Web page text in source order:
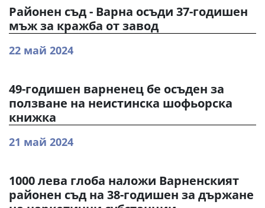
Районен съд - Варна осъди 37-годишен
мъж за кражба от завод
22 май 2024
49-годишен варненец бе осъден за
ползване на неистинска шофьорска
книжка
21 май 2024
1000 лева глоба наложи Варненският
районен съд на 38-годишен за държане